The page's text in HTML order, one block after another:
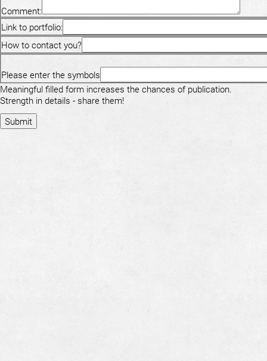
Comment:
Link to portfolio:
How to contact you?
Please enter the symbols
Meaningful filled form increases the chances of publication.
Strength in details - share them!